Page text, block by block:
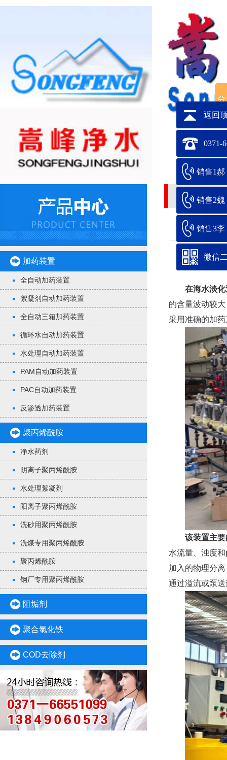
返回
0371-
销售1郝
销售2魏
销售3李
微信
加药装置
全自动加药装置
絮凝剂自动加药装置
全自动三箱加药装置
循环水自动加药装置
水处理自动加药装置
PAM自动加药装置
PAC自动加药装置
反渗透加药装置
聚丙烯酰胺
净水药剂
阴离子聚丙烯酰胺
水处理絮凝剂
阳离子聚丙烯酰胺
洗砂用聚丙烯酰胺
洗煤专用聚丙烯酰胺
聚丙烯酰胺
钢厂专用聚丙烯酰胺
阻垢剂
聚合氯化铁
COD去除剂
海水淡化预
在海水淡
的含量波动较
采用准确的加
该装置主
水流量、浊度
加入的物理分
通过溢流或泵